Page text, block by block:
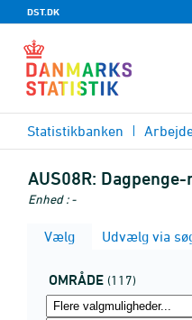
DST.DK
Statistikbanken
AUS08R:
Enhed : -
Vælg
Udvælg via
OMRÅDE (117)